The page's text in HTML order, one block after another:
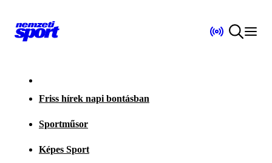
Friss hírek napi bontásban
Sportműsor
Képes Sport